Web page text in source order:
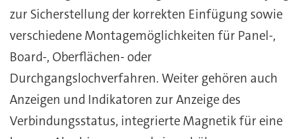
zur Sicherstellung der korrekten Einfügung sowie
verschiedene Montagemöglichkeiten für Panel-,
Board-, Oberflächen- oder
Durchgangslochverfahren. Weiter gehören auch
Anzeigen und Indikatoren zur Anzeige des
Verbindungsstatus, integrierte Magnetik für eine